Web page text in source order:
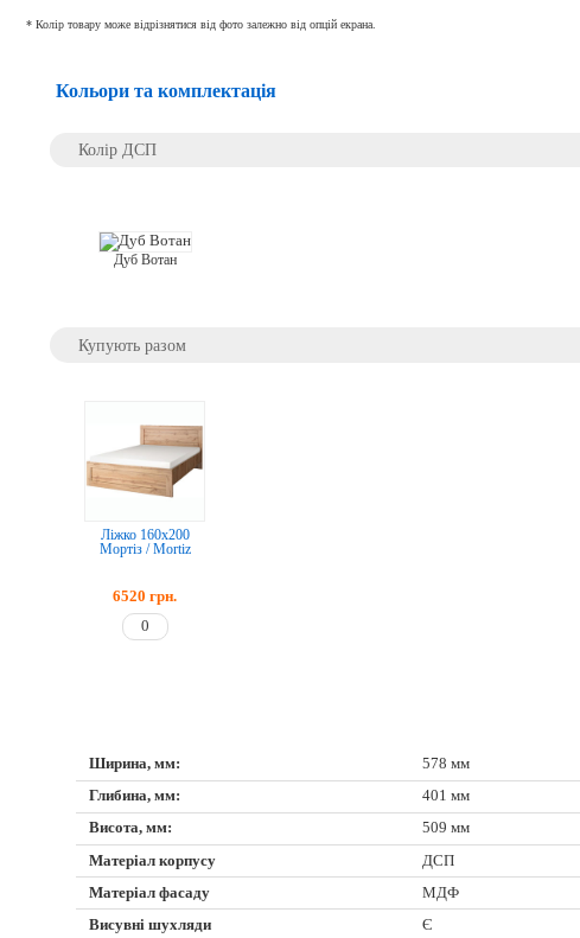
* Колір товару може відрізнятися від фото залежно від опцій екрана.
Кольори та комплектація
Колір ДСП
Дуб Вотан
Купують разом
Ліжко 160х200
Мортіз / Mortiz
6520 грн.
Ширина, мм:
578 мм
Глибина, мм:
401 мм
Висота, мм:
509 мм
Матеріал корпусу
ДСП
Матеріал фасаду
МДФ
Висувні шухляди
Є